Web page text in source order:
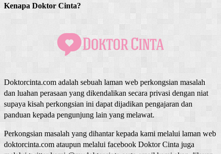
Kenapa Doktor Cinta?
Doktorcinta.com adalah sebuah laman web perkongsian masalah
dan luahan perasaan yang dikendalikan secara privasi dengan niat
supaya kisah perkongsian ini dapat dijadikan pengajaran dan
panduan kepada pengunjung lain yang melawat.
Perkongsian masalah yang dihantar kepada kami melalui laman web
doktorcinta.com ataupun melalui facebook Doktor Cinta juga